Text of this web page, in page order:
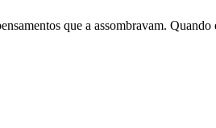
que a assombravam.